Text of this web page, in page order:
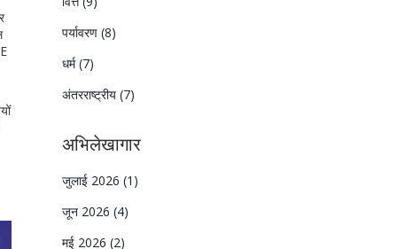
पर्यावरण (8)
धर्म(7)
अंतरराष्ट्रीय (7)
अभिलेखागार
जुलाई 2026 (1)
जून 2026 (4)
मई 2026 (2)